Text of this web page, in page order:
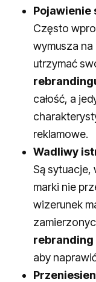
Pojawienie
Często
wymusza
utrzymać
całość, a
reklamowe.
Wadliwy
Są sytuacje,
marki nie
wizerunek
rebranding
aby